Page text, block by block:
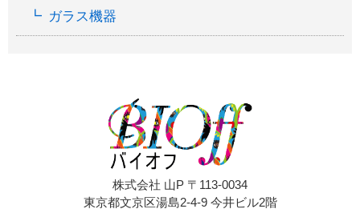
ガラス機器
株式会社 山P 〒113-0034
東京都文京区湯島2-4-9 今井ビル2階